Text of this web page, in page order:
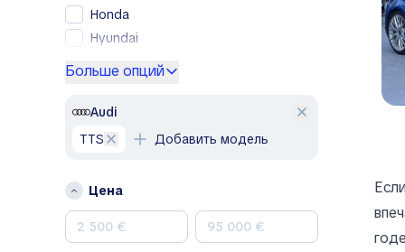
Honda
Hyundai
Mercedes-Benz
Nissan
Porsche
Renault
Больше опций
Audi
TTS
Добавить модель
Цена